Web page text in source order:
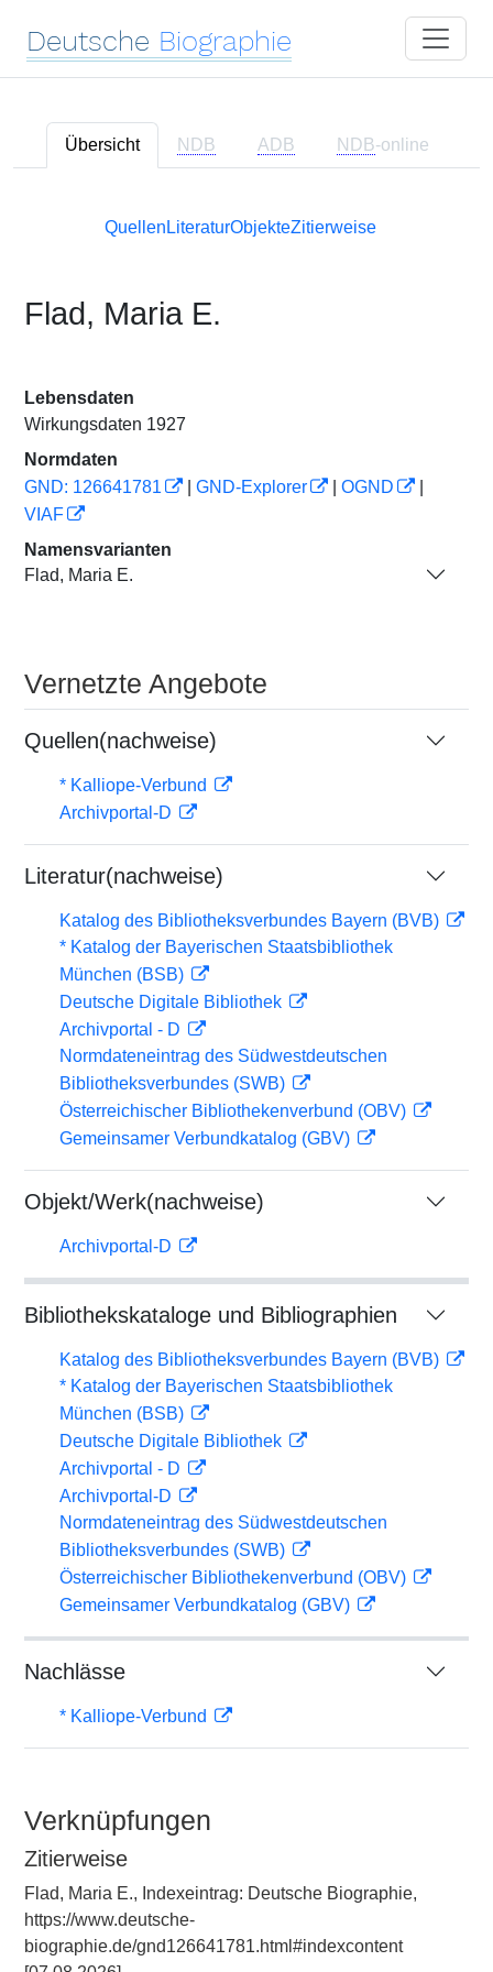
Deutsche Biographie
Übersicht NDB ADB NDB-online
Quellen LiteraturObjekteZitierweise
Flad, Maria E.
Lebensdaten
Wirkungsdaten 1927
Normdaten
GND: 126641781
GND-Explorer OGND
VIAF
Namensvarianten
Flad, Maria E.
Vernetzte Angebote
Quellen(nachweise)
* Kalliope-Verbund
Archivportal-D
Literatur(nachweise)
Katalog des Bibliotheksverbundes Bayern (BVB)
* Katalog der Bayerischen Staatsbibliothek
München (BSB)
Deutsche Digitale Bibliothek
Archivportal - D
Normdateneintrag des Südwestdeutschen
Bibliotheksverbundes (SWB)
Österreichischer Bibliothekenverbund (OBV)
Gemeinsamer Verbundkatalog (GBV)
Objekt/Werk(nachweise)
Archivportal-D
Bibliothekskataloge und Bibliographien
Katalog des Bibliotheksverbundes Bayern (BVB)
* Katalog der Bayerischen Staatsbibliothek
München (BSB)
Deutsche Digitale Bibliothek
Archivportal - D
Archivportal-D
Normdateneintrag des Südwestdeutschen
Bibliotheksverbundes (SWB)
Österreichischer Bibliothekenverbund (OBV)
Gemeinsamer Verbundkatalog (GBV)
Nachlässe
* Kalliope-Verbund
Verknüpfungen
Zitierweise
Flad, Maria E., Indexeintrag: Deutsche Biographie,
https://www.deutsche-
biographie.de/gnd126641781.html#indexcontent